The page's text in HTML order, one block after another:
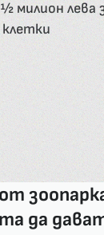
да